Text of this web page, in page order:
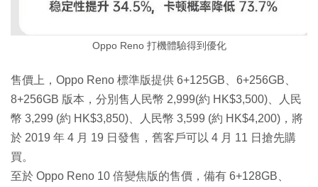
Oppo Reno 打機體驗得到優化
售價上，Oppo Reno 標準版提供 6+125GB、6+256GB、
8+256GB 版本，分別售人民幣 2,999(約 HK$3,500)、人民
幣 3,299 (約 HK$3,850)、人民幣 3,599 (約 HK$4,200)，將
於 2019 年 4 月 19 日發售，舊客戶可以 4 月 11 日搶先購
買。
至於 Oppo Reno 10 倍變焦版的售價，備有 6+128GB、